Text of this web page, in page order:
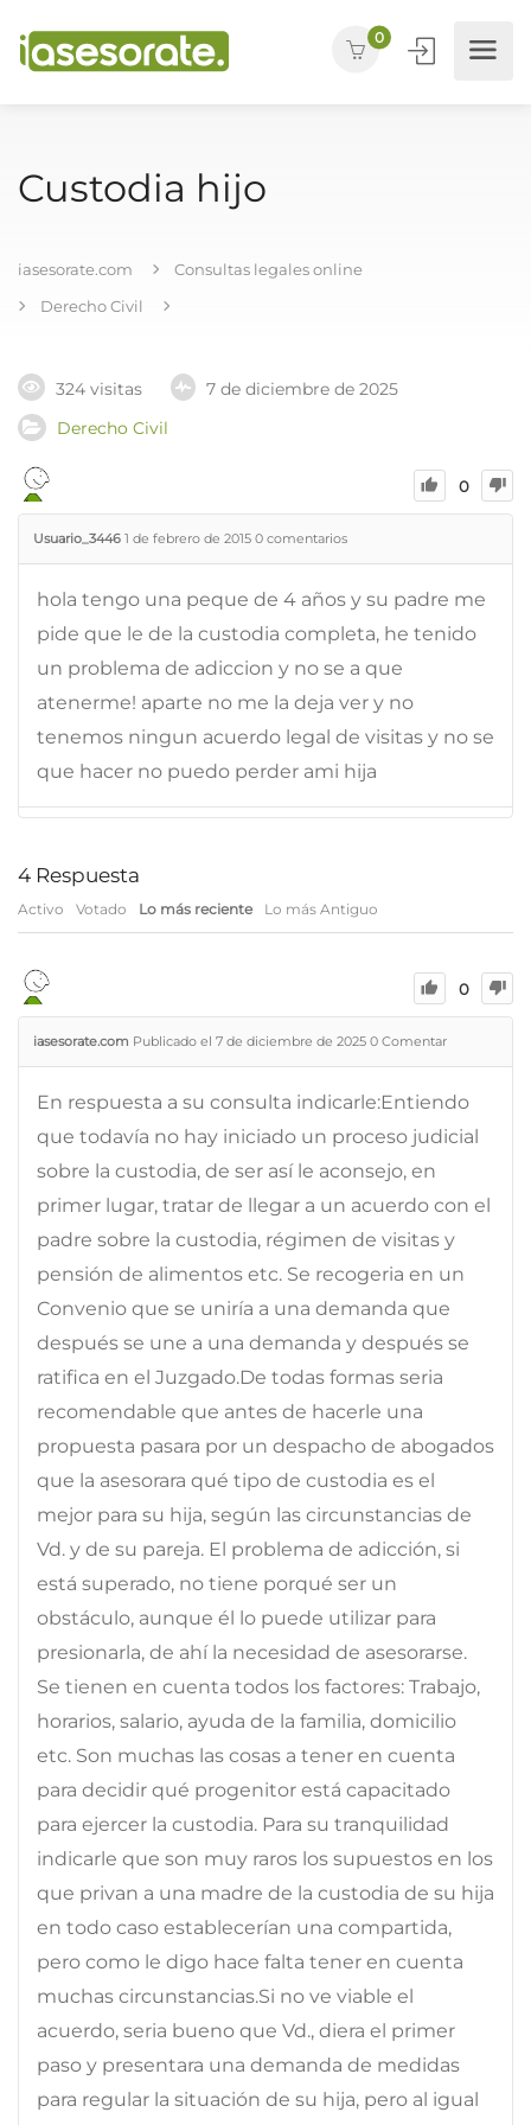
0
Custodia hijo
iasesorate.com
Consultas legales online
Derecho Civil
324 visitas
7 de diciembre de 2025
Derecho Civil
0
Usuario_3446 1 de febrero de 2015 0 comentarios
hola tengo una peque de 4 años y su padre me
pide que le de la custodia completa, he tenido
un problema de adiccion y no se a que
atenerme! aparte no me la deja ver y no
tenemos ningun acuerdo legal de visitas y no se
que hacer no puedo perder ami hija
4 Respuesta
Activo Votado Lo más reciente Lo más Antiguo
0
iasesorate.com Publicado el 7 de diciembre de 2025 0 Comentar
En respuesta a su consulta indicarle:Entiendo
que todavía no hay iniciado un proceso judicial
sobre la custodia, de ser así le aconsejo, en
primer lugar, tratar de llegar a un acuerdo con el
padre sobre la custodia, régimen de visitas y
pensión de alimentos etc. Se recogeria en un
Convenio que se uniría a una demanda que
después se une a una demanda y después se
ratifica en el Juzgado.De todas formas seria
recomendable que antes de hacerle una
propuesta pasara por un despacho de abogados
que la asesorara qué tipo de custodia es el
mejor para su hija, según las circunstancias de
Vd. y de su pareja. El problema de adicción, si
está superado, no tiene porqué ser un
obstáculo, aunque él lo puede utilizar para
presionarla, de ahí la necesidad de asesorarse.
Se tienen en cuenta todos los factores: Trabajo,
horarios, salario, ayuda de la familia, domicilio
etc. Son muchas las cosas a tener en cuenta
para decidir qué progenitor está capacitado
para ejercer la custodia. Para su tranquilidad
indicarle que son muy raros los supuestos en los
que privan a una madre de la custodia de su hija
en todo caso establecerían una compartida,
pero como le digo hace falta tener en cuenta
muchas circunstancias.Si no ve viable el
acuerdo, seria bueno que Vd., diera el primer
paso y presentara una demanda de medidas
para regular la situación de su hija, pero al igual